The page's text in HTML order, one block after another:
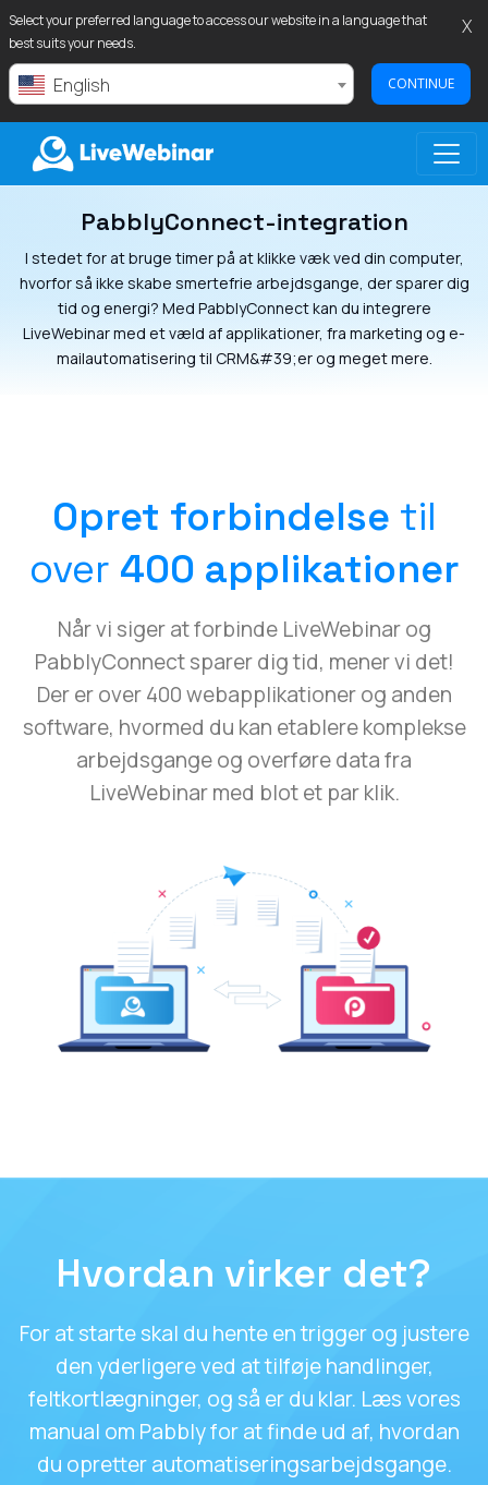
Select your preferred language to access our website in a language that
best suits your needs.
English CONTINUE
X
LIVEWEBINAR.COM
PabblyConnect-integration
I stedet for at bruge timer på at klikke væk ved din computer,
hvorfor så ikke skabe smertefrie arbejdsgange, der sparer dig
tid og energi? Med PabblyConnect kan du integrere
LiveWebinar med et væld af applikationer, fra marketing og e-
mailautomatisering til CRM&#39;er og meget mere.
Opret forbindelse til
over 400 applikationer
Når vi siger at forbinde LiveWebinar og
PabblyConnect sparer dig tid, mener vi det!
Der er over 400 webapplikationer og anden
software, hvormed du kan etablere komplekse
arbejdsgange og overføre data fra
LiveWebinar med blot et par klik.
Hvordan virker det?
For at starte skal du hente en trigger og justere
den yderligere ved at tilføje handlinger,
feltkortlægninger, og så er du klar. Læs vores
manual om Pabbly for at finde ud af, hvordan
du opretter automatiseringsarbejdsgange.